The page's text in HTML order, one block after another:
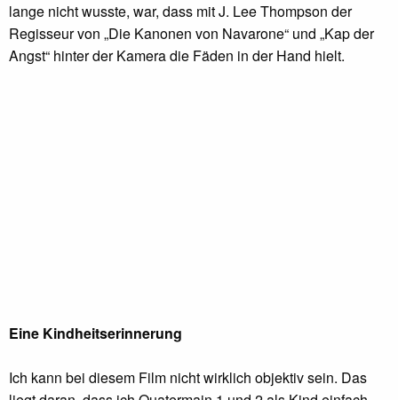
lange nicht wusste, war, dass mit J. Lee Thompson der
Regisseur von „Die Kanonen von Navarone“ und „Kap der
Angst“ hinter der Kamera die Fäden in der Hand hielt.
Eine Kindheitserinnerung
Ich kann bei diesem Film nicht wirklich objektiv sein. Das